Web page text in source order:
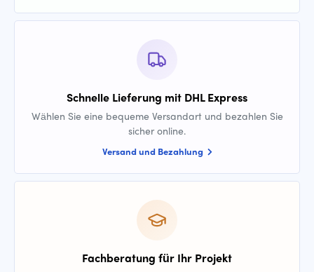
Schnelle Lieferung mit DHL Express
Wählen Sie eine bequeme Versandart und bezahlen Sie
sicher online.
Versand und Bezahlung
Fachberatung für Ihr Projekt